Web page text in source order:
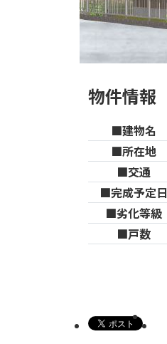
物件情報
■建物名
■所在地
■交通
■完成予定日
■劣化等級​
■戸数